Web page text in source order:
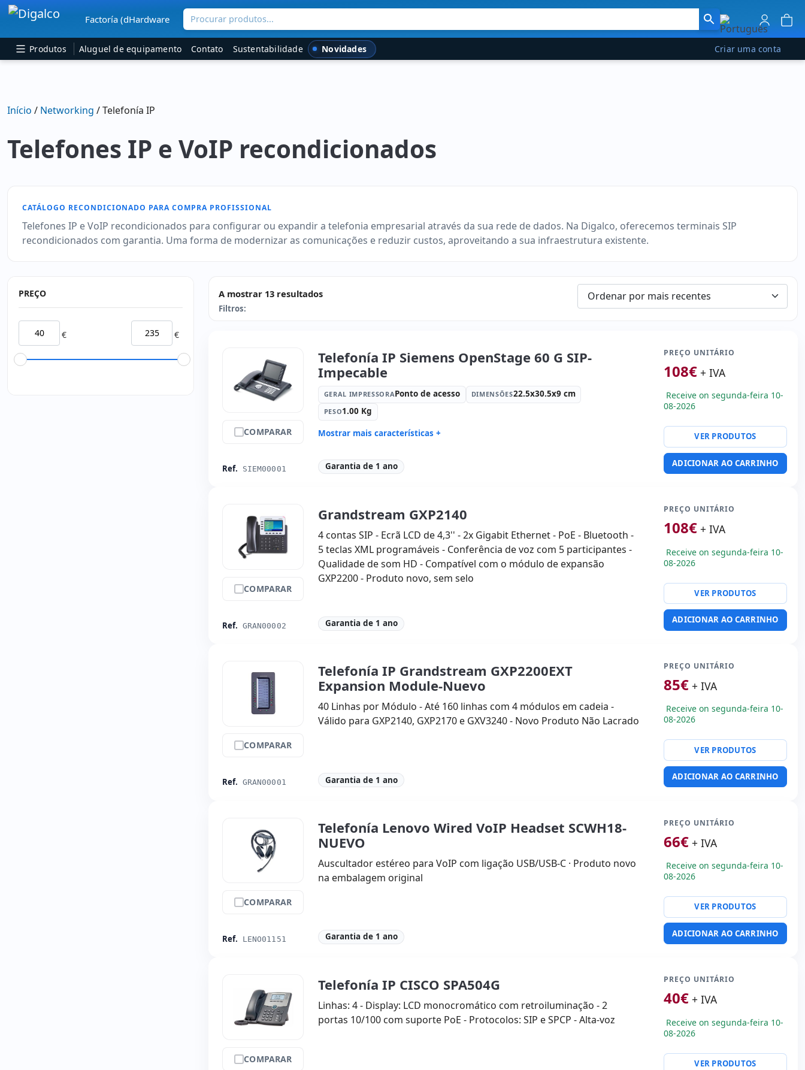
Navegação principal
Factoría (dHardware Procurar produtos...
Produtos Aluguel de equipamento Contato Sustentabilidade Novidades Criar uma conta
Início / Networking / Telefonía IP
Telefones IP e VoIP recondicionados
CATÁLOGO RECONDICIONADO PARA COMPRA PROFISSIONAL
Telefones IP e VoIP recondicionados para configurar ou expandir a telefonia empresarial através da sua rede de dados. Na Digalco, oferecemos terminais SIP
recondicionados com garantia. Uma forma de modernizar as comunicações e reduzir custos, aproveitando a sua infraestrutura existente.
PREÇO
€ €
A mostrar 13 resultados
Filtros:
COMPARAR
Ref. SIEM00001
Telefonía IP Siemens OpenStage 60 G SIP-
Impecable
GERAL IMPRESSORAPonto de acesso DIMENSÕES22.5x30.5x9 cm
PESO1.00 Kg
Mostrar mais características +
Peso: 1.00 Kg.
Garantia de 1 ano
PREÇO UNITÁRIO
108€ + IVA
Receive on segunda-feira 10-
08-2026
VER PRODUTOS
ADICIONAR AO CARRINHO
COMPARAR
Ref. GRAN00002
Grandstream GXP2140
4 contas SIP - Ecrã LCD de 4,3'' - 2x Gigabit Ethernet - PoE - Bluetooth -
5 teclas XML programáveis ​​- Conferência de voz com 5 participantes -
Qualidade de som HD - Compatível com o módulo de expansão
GXP2200 - Produto novo, sem selo
Garantia de 1 ano
PREÇO UNITÁRIO
108€ + IVA
Receive on segunda-feira 10-
08-2026
VER PRODUTOS
ADICIONAR AO CARRINHO
COMPARAR
Ref. GRAN00001
Telefonía IP Grandstream GXP2200EXT
Expansion Module-Nuevo
40 Linhas por Módulo - Até 160 linhas com 4 módulos em cadeia -
Válido para GXP2140, GXP2170 e GXV3240 - Novo Produto Não Lacrado
Garantia de 1 ano
PREÇO UNITÁRIO
85€ + IVA
Receive on segunda-feira 10-
08-2026
VER PRODUTOS
ADICIONAR AO CARRINHO
COMPARAR
Ref. LENO01151
Telefonía Lenovo Wired VoIP Headset SCWH18-
NUEVO
Auscultador estéreo para VoIP com ligação USB/USB-C · Produto novo
na embalagem original
Garantia de 1 ano
PREÇO UNITÁRIO
66€ + IVA
Receive on segunda-feira 10-
08-2026
VER PRODUTOS
ADICIONAR AO CARRINHO
COMPARAR
Telefonía IP CISCO SPA504G
Linhas: 4 - Display: LCD monocromático com retroiluminação - 2
portas 10/100 com suporte PoE - Protocolos: SIP e SPCP - Alta-voz
PREÇO UNITÁRIO
40€ + IVA
Receive on segunda-feira 10-
08-2026
VER PRODUTOS